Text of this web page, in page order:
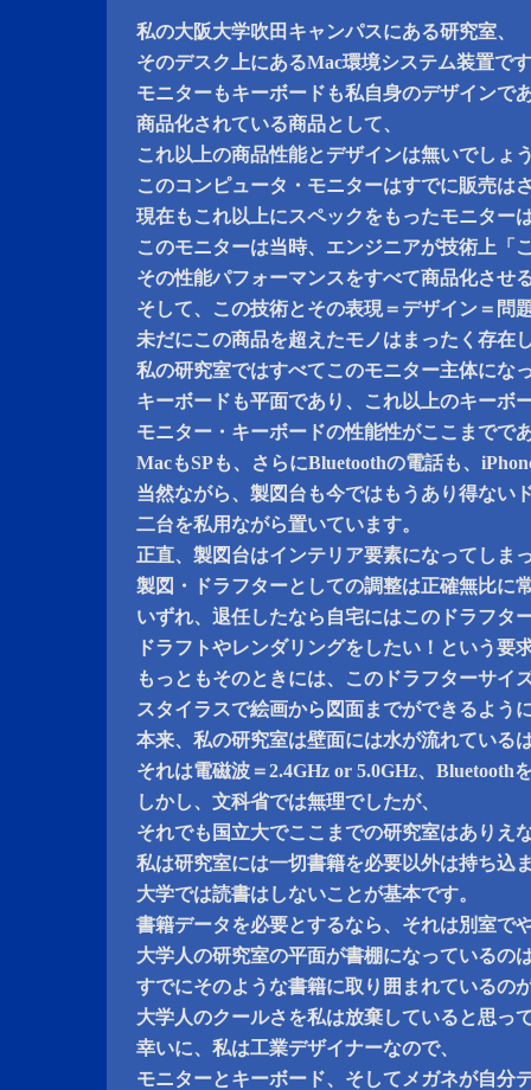
私の大阪大学吹田キャンパスにある研究室、
そのデスク上にあるMac環境システム装置で
モニターもキーボードも私自身のデザインで
商品化されている商品として、
これ以上の商品性能とデザインは無いでしょ
このコンピュータ・モニターはすでに販売は
現在もこれ以上にスペックをもったモニター
このモニターは当時、エンジニアが技術上「
その性能パフォーマンスをすべて商品化させ
そして、この技術とその表現＝デザイン＝問
未だにこの商品を超えたモノはまったく存在
私の研究室ではすべてこのモニター主体にな
キーボードも平面であり、これ以上のキーボ
モニター・キーボードの性能性がここまでで
MacもSPも、さらにBluetoothの電話も、
当然ながら、製図台も今ではもうあり得ない
二台を私用ながら置いています。
正直、製図台はインテリア要素になってしま
製図・ドラフターとしての調整は正確無比に
いずれ、退任したなら自宅にはこのドラフタ
ドラフトやレンダリングをしたい！という要
もっともそのときには、このドラフターサイ
スタイラスで絵画から図面までができるよう
本来、私の研究室は壁面には水が流れている
それは電磁波＝2.4GHz or 5.0GHz、Bluetooth
しかし、文科省では無理でしたが、
それでも国立大でここまでの研究室はありえ
私は研究室には一切書籍を必要以外は持ち込
大学では読書はしないことが基本です。
書籍データを必要とするなら、それは別室で
大学人の研究室の平面が書棚になっているの
すでにそのような書籍に取り囲まれているの
大学人のクールさを私は放棄していると思っ
幸いに、私は工業デザイナーなので、
モニターとキーボード、そしてメガネが自分